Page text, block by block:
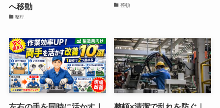
へ移動
整理
整頓